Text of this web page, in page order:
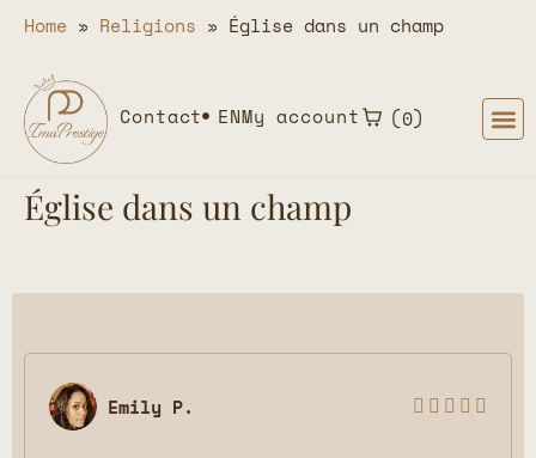
Home » Religions » Église dans un champ
Contact ENMy account 0
Église dans un champ
Emily P.     